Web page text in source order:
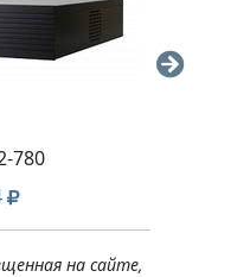
780
на сайте,